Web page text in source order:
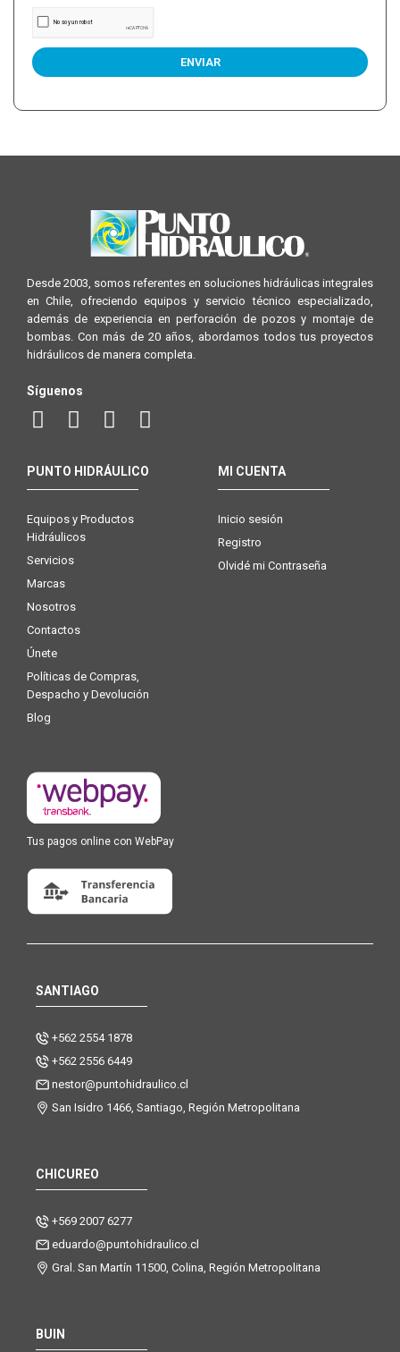
ENVIAR
Desde 2003, somos referentes en soluciones hidráulicas integrales
en Chile, ofreciendo equipos y servicio técnico especializado,
además de experiencia en perforación de pozos y montaje de
bombas. Con más de 20 años, abordamos todos tus proyectos
hidráulicos de manera completa.
Síguenos
PUNTO HIDRÁULICO
Equipos y Productos
Hidráulicos
Servicios
Marcas
Nosotros
Contactos
Únete
Políticas de Compras,
Despacho y Devolución
Blog
MI CUENTA
Inicio sesión
Registro
Olvidé mi Contraseña
Tus pagos online con WebPay
SANTIAGO
+562 2554 1878
+562 2556 6449
nestor@puntohidraulico.cl
San Isidro 1466, Santiago, Región Metropolitana
CHICUREO
+569 2007 6277
eduardo@puntohidraulico.cl
Gral. San Martín 11500, Colina, Región Metropolitana
BUIN